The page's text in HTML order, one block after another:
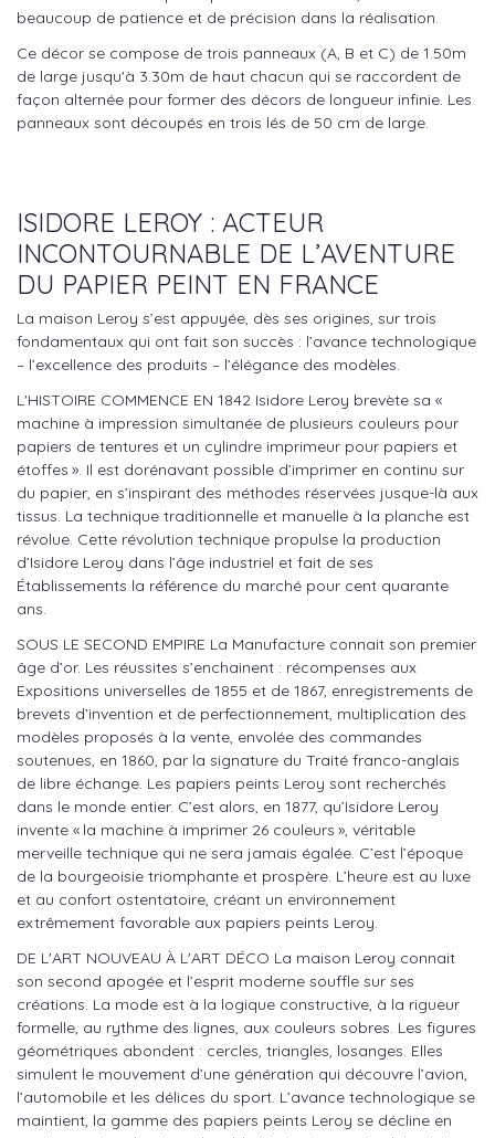
beaucoup de patience et de précision dans la réalisation.
Ce décor se compose de trois panneaux (A, B et C) de 1.50m
de large jusqu'à 3.30m de haut chacun qui se raccordent de
façon alternée pour former des décors de longueur infinie. Les
panneaux sont découpés en trois lés de 50 cm de large.
ISIDORE LEROY : ACTEUR
INCONTOURNABLE DE L’AVENTURE
DU PAPIER PEINT EN FRANCE
La maison Leroy s’est appuyée, dès ses origines, sur trois
fondamentaux qui ont fait son succès : l’avance technologique
– l’excellence des produits – l’élégance des modèles.
L'HISTOIRE COMMENCE EN 1842 Isidore Leroy brevète sa «
machine à impression simultanée de plusieurs couleurs pour
papiers de tentures et un cylindre imprimeur pour papiers et
étoffes ». Il est dorénavant possible d’imprimer en continu sur
du papier, en s’inspirant des méthodes réservées jusque-là aux
tissus. La technique traditionnelle et manuelle à la planche est
révolue. Cette révolution technique propulse la production
d’Isidore Leroy dans l’âge industriel et fait de ses
Établissements la référence du marché pour cent quarante
ans.
SOUS LE SECOND EMPIRE La Manufacture connait son premier
âge d’or. Les réussites s’enchainent : récompenses aux
Expositions universelles de 1855 et de 1867, enregistrements de
brevets d’invention et de perfectionnement, multiplication des
modèles proposés à la vente, envolée des commandes
soutenues, en 1860, par la signature du Traité franco-anglais
de libre échange. Les papiers peints Leroy sont recherchés
dans le monde entier. C’est alors, en 1877, qu’Isidore Leroy
invente « la machine à imprimer 26 couleurs », véritable
merveille technique qui ne sera jamais égalée. C’est l’époque
de la bourgeoisie triomphante et prospère. L’heure est au luxe
et au confort ostentatoire, créant un environnement
extrêmement favorable aux papiers peints Leroy.
DE L'ART NOUVEAU À L'ART DÉCO La maison Leroy connait
son second apogée et l’esprit moderne souffle sur ses
créations. La mode est à la logique constructive, à la rigueur
formelle, au rythme des lignes, aux couleurs sobres. Les figures
géométriques abondent : cercles, triangles, losanges. Elles
simulent le mouvement d’une génération qui découvre l’avion,
l’automobile et les délices du sport. L’avance technologique se
maintient, la gamme des papiers peints Leroy se décline en